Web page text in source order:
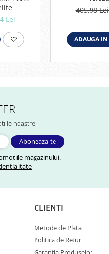
Lei
405,98
ADAUGA IN
noastre
magazinului.
CLIENTI
Metode de Plata
Politica de Retur
Garantia Produselor